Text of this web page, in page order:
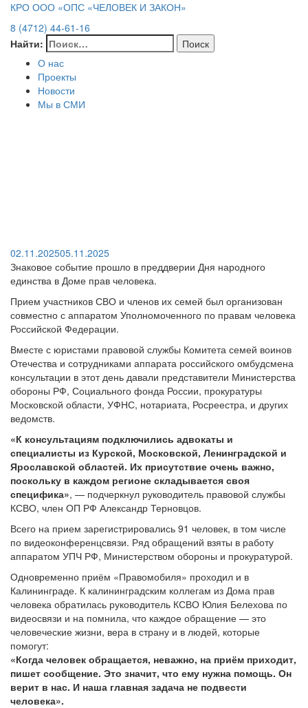
КРО ООО «ОПС «ЧЕЛОВЕК И ЗАКОН»
8 (4712) 44-61-16
Найти:
О нас
Проекты
Новости
Мы в СМИ
02.11.202505.11.2025
Знаковое событие прошло в преддверии Дня народного
единства в Доме прав человека.
Прием участников СВО и членов их семей был организован
совместно с аппаратом Уполномоченного по правам человека
Российской Федерации.
Вместе с юристами правовой службы Комитета семей воинов
Отечества и сотрудниками аппарата российского омбудсмена
консультации в этот день давали представители Министерства
обороны РФ, Социального фонда России, прокуратуры
Московской области, УФНС, нотариата, Росреестра, и других
ведомств.
«К консультациям подключились адвокаты и
специалисты из Курской, Московской, Ленинградской и
Ярославской областей. Их присутствие очень важно,
поскольку в каждом регионе складывается своя
специфика», — подчеркнул руководитель правовой службы
КСВО, член ОП РФ Александр Терновцов.
Всего на прием зарегистрировались 91 человек, в том числе
по видеоконференцсвязи. Ряд обращений взяты в работу
аппаратом УПЧ РФ, Министерством обороны и прокуратурой.
Одновременно приём «Правомобиля» проходил и в
Калининграде. К калининградским коллегам из Дома прав
человека обратилась руководитель КСВО Юлия Белехова по
видеосвязи и на помнила, что каждое обращение — это
человеческие жизни, вера в страну и в людей, которые
помогут:
«Когда человек обращается, неважно, на приём приходит,
пишет сообщение. Это значит, что ему нужна помощь. Он
верит в нас. И наша главная задача не подвести
человека».